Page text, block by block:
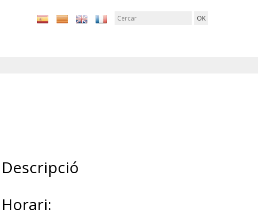
Descripció
Horari: